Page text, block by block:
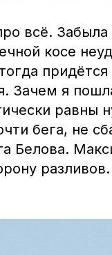
всё. Забыла
косе
Зачем я
бега, не
Белова.